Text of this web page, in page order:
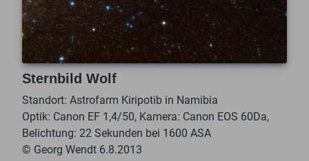
Sternbild Wolf
Standort: Astrofarm Kiripotib in Namibia
Optik: Canon EF 1,4/50, Kamera: Canon EOS 60Da,
Belichtung: 22 Sekunden bei 1600 ASA
© Georg Wendt 6.8.2013